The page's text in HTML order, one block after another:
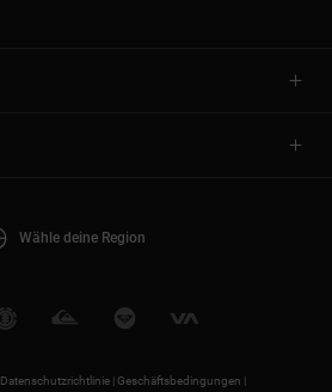
Wähle deine Region
Datenschutzrichtlinie |Geschäftsbedingungen |